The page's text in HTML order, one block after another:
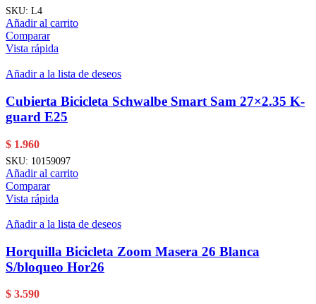
SKU: L4
Añadir al carrito
Comparar
Vista rápida
Añadir a la lista de deseos
Cubierta Bicicleta Schwalbe Smart Sam 27×2.35 K-
guard E25
$ 1.960
SKU: 10159097
Añadir al carrito
Comparar
Vista rápida
Añadir a la lista de deseos
Horquilla Bicicleta Zoom Masera 26 Blanca
S/bloqueo Hor26
$ 3.590